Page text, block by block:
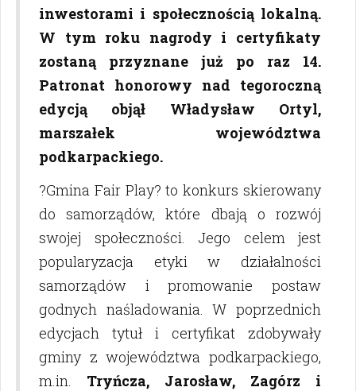
inwestorami i społecznością lokalną.
W tym roku nagrody i certyfikaty
zostaną przyznane już po raz 14.
Patronat honorowy nad tegoroczną
edycją objął Władysław Ortyl,
marszałek województwa
podkarpackiego.
?Gmina Fair Play? to konkurs skierowany
do samorządów, które dbają o rozwój
swojej społeczności. Jego celem jest
popularyzacja etyki w działalności
samorządów i promowanie postaw
godnych naśladowania. W poprzednich
edycjach tytuł i certyfikat zdobywały
gminy z województwa podkarpackiego,
m.in. Tryńcza, Jarosław, Zagórz i